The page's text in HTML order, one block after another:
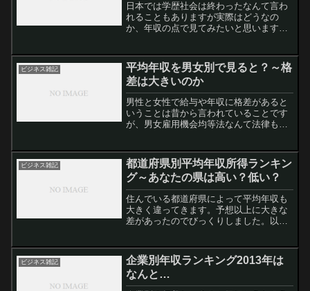
日本では学歴社会は終わったなんて言わ
れることもありますが実際はどうなの
か、年収の点で見てみたいと思います。
大学院卒の場合、１年間の給与の平均は
６３５万円となっています。...
ビジネス雑記
平均年収を男女別で見ると？～格
差は大きいのか
男性と女性で給与や年収に格差があると
いうことは昔から言われていることです
が、男女雇用機会均等法なんて法律もあ
べてみますと、給与所得者の場合、男性
の平均年収は550万円くら...
ビジネス雑記
都道府県別平均年収所得ランキン
グ～あなたの県は高い？低い？
住んでいる都道府県によって平均年収も
大きく違ってきます。予想以上に大きな
差があったのでびっくりしました。以下
データ元は例によって厚生労働省です。
2012年のデータですね...
ビジネス雑記
企業別年収ランキング2013年は
なんと…